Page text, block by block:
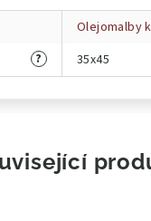
Olejomalby
?
35x45